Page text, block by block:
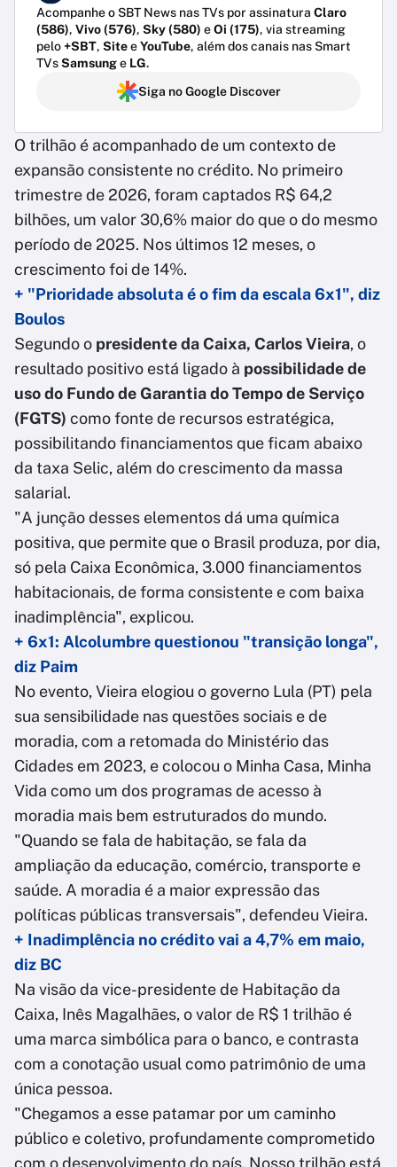
Acompanhe o SBT News nas TVs por assinatura Claro
(586), Vivo (576), Sky (580) eOi (175), via streaming
pelo+SBT, SiteeYouTube, além dos canais nas Smart
TVsSamsunge LG.
Siga no Google Discover
O trilhão é acompanhado de um contexto de
expansão consistente no crédito. No primeiro
trimestre de 2026, foram captados R$ 64,2
bilhões, um valor 30,6% maior do que o do mesmo
período de 2025. Nos últimos 12 meses, o
crescimento foi de 14%.
+ "Prioridade absoluta é o fim da escala 6x1", diz
Boulos
Segundo o presidente da Caixa, Carlos Vieira, o
resultado positivo está ligado à possibilidade de
uso do Fundo de Garantia do Tempo de Serviço
(FGTS) como fonte de recursos estratégica,
possibilitando financiamentos que ficam abaixo
da taxa Selic, além do crescimento da massa
salarial.
"A junção desses elementos dá uma química
positiva, que permite que o Brasil produza, por dia,
só pela Caixa Econômica, 3.000 financiamentos
habitacionais, de forma consistente e com baixa
inadimplência", explicou.
+ 6x1: Alcolumbre questionou "transição longa",
diz Paim
No evento, Vieira elogiou o governo Lula (PT) pela
sua sensibilidade nas questões sociais e de
moradia, com a retomada do Ministério das
Cidades em 2023, e colocou o Minha Casa, Minha
Vida como um dos programas de acesso à
moradia mais bem estruturados do mundo.
"Quando se fala de habitação, se fala da
ampliação da educação, comércio, transporte e
saúde. A moradia é a maior expressão das
políticas públicas transversais", defendeu Vieira.
+ Inadimplência no crédito vai a 4,7% em maio,
diz BC
Na visão da vice-presidente de Habitação da
Caixa, Inês Magalhães, o valor de R$ 1 trilhão é
uma marca simbólica para o banco, e contrasta
com a conotação usual como patrimônio de uma
única pessoa.
"Chegamos a esse patamar por um caminho
público e coletivo, profundamente comprometido
com o desenvolvimento do país. Nosso trilhão está